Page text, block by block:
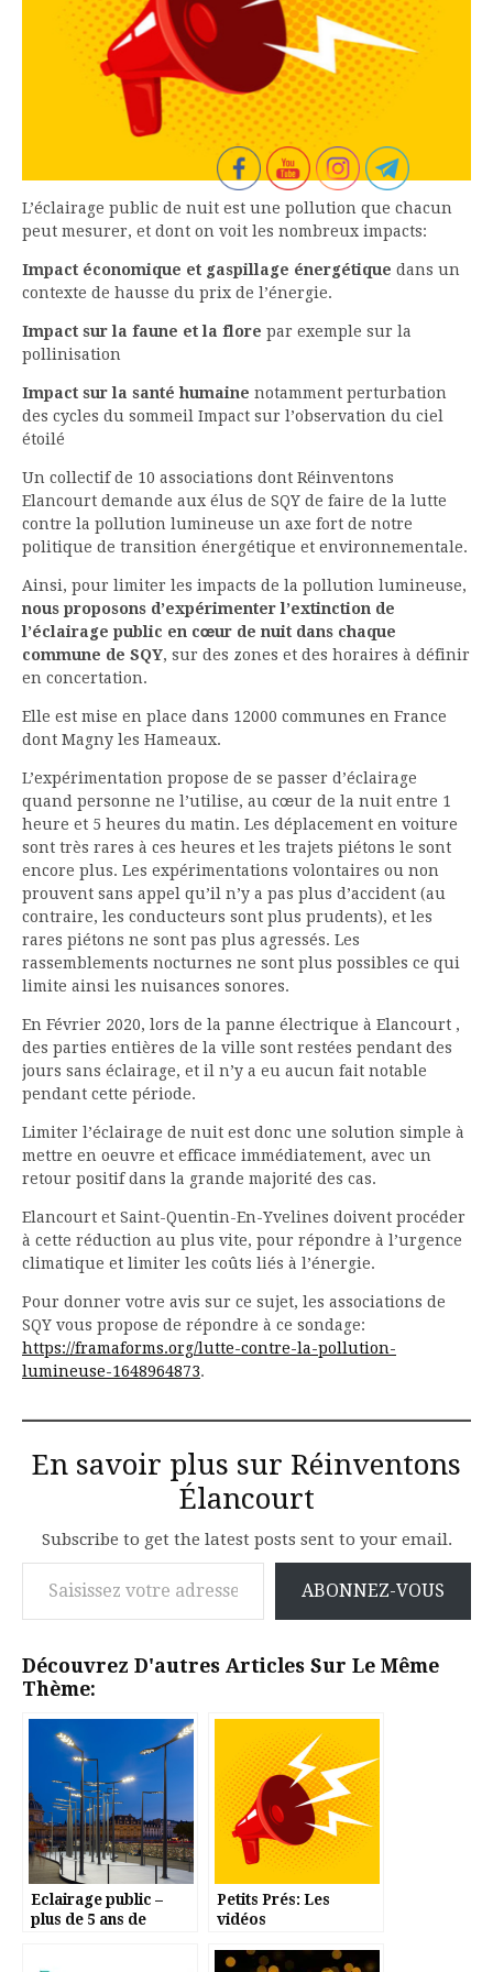
L’éclairage public de nuit est une pollution que chacun
peut mesurer, et dont on voit les nombreux impacts:
Impact économique et gaspillage énergétique dans un
contexte de hausse du prix de l’énergie.
Impact sur la faune et la flore par exemple sur la
pollinisation
Impact sur la santé humaine notamment perturbation
des cycles du sommeil Impact sur l’observation du ciel
étoilé
Un collectif de 10 associations dont Réinventons
Elancourt demande aux élus de SQY de faire de la lutte
contre la pollution lumineuse un axe fort de notre
politique de transition énergétique et environnementale.
Ainsi, pour limiter les impacts de la pollution lumineuse,
nous proposons d’expérimenter l’extinction de
l’éclairage public en cœur de nuit dans chaque
commune de SQY, sur des zones et des horaires à définir
en concertation.
Elle est mise en place dans 12000 communes en France
dont Magny les Hameaux.
L’expérimentation propose de se passer d’éclairage
quand personne ne l’utilise, au cœur de la nuit entre 1
heure et 5 heures du matin. Les déplacement en voiture
sont très rares à ces heures et les trajets piétons le sont
encore plus. Les expérimentations volontaires ou non
prouvent sans appel qu’il n’y a pas plus d’accident (au
contraire, les conducteurs sont plus prudents), et les
rares piétons ne sont pas plus agressés. Les
rassemblements nocturnes ne sont plus possibles ce qui
limite ainsi les nuisances sonores.
En Février 2020, lors de la panne électrique à Elancourt ,
des parties entières de la ville sont restées pendant des
jours sans éclairage, et il n’y a eu aucun fait notable
pendant cette période.
Limiter l’éclairage de nuit est donc une solution simple à
mettre en oeuvre et efficace immédiatement, avec un
retour positif dans la grande majorité des cas.
Elancourt et Saint-Quentin-En-Yvelines doivent procéder
à cette réduction au plus vite, pour répondre à l’urgence
climatique et limiter les coûts liés à l’énergie.
Pour donner votre avis sur ce sujet, les associations de
SQY vous propose de répondre à ce sondage:
https://framaforms.org/lutte-contre-la-pollution-
lumineuse-1648964873.
En savoir plus sur Réinventons
Élancourt
Subscribe to get the latest posts sent to your email.
Saisissez votre adresse e-mail…
ABONNEZ-VOUS
Découvrez D'autres Articles Sur Le Même
Thème:
Eclairage public –
plus de 5 ans de
Petits Prés: Les
vidéos